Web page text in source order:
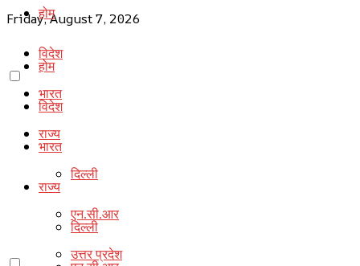
Friday, August 7, 2026
होम
विदेश
भारत
राज्य
दिल्ली
एन.सी.आर
उत्तर प्रदेश
होम
विदेश
भारत
राज्य
दिल्ली